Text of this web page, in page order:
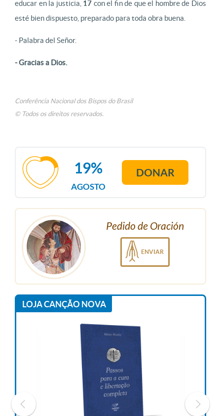
educar en la justicia, 17 con el fin de que el hombre de Dios
esté bien dispuesto, preparado para toda obra buena.
- Palabra del Señor.
- Gracias a Dios.
Conferência Nacional dos Bispos do Brasil
© Todos os direitos reservados.
AGOSTO
19% DONAR
Pedido de Oración
ENVIAR
LOJA CANÇÃO NOVA